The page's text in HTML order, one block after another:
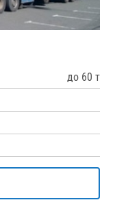
до 60 т